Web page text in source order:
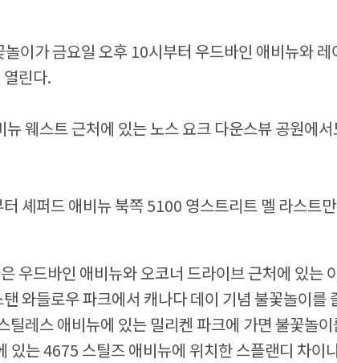
이가 금요일 오후 10시부터 우드바인 애비뉴와 레
린다.
웨스트 근처에 있는 노스 요크 다운스뷰 공원에
셰퍼드 애비뉴 북쪽 5100 영스트리트 멜 라스트
우드바인 애비뉴와 오코너 드라이브 근처에 있는
와들로우 파크에서 캐나다 데이 기념 불꽃놀이를
레스 애비뉴에 있는 밀리켄 파크에 가면 불꽃놀
있는 4675 스틸즈 애비뉴에 위치한 스플랜디 차이